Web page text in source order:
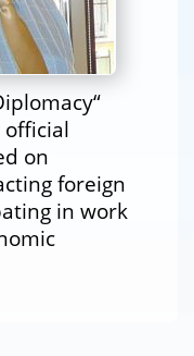
on
foreign
in work